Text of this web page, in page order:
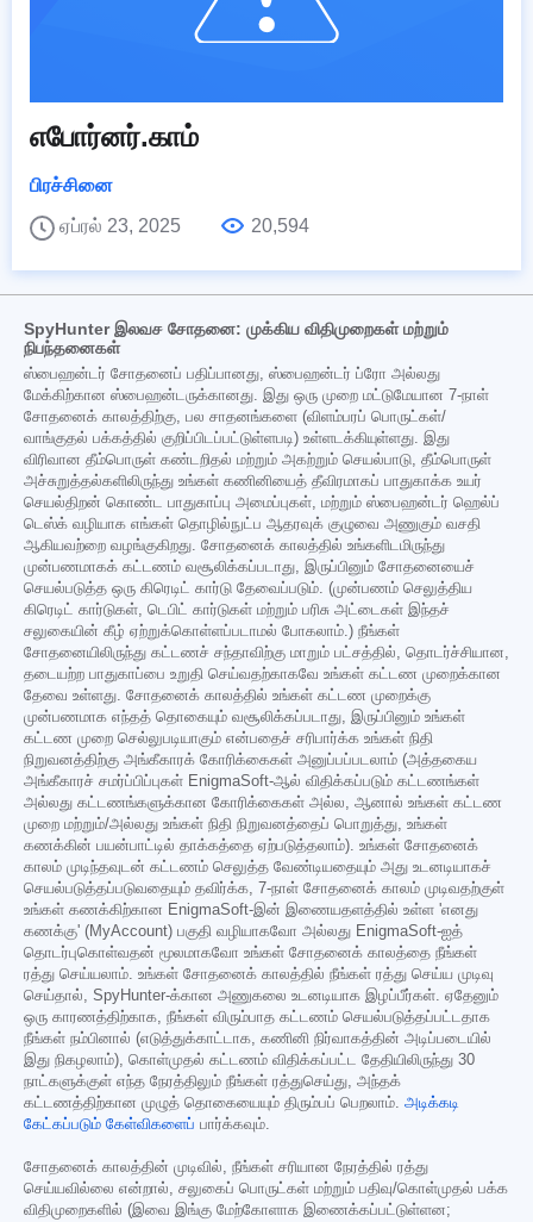
எபோர்னர்.காம்
பிரச்சினை
ஏப்ரல் 23, 2025
20,594
SpyHunter இலவச சோதனை: முக்கிய விதிமுறைகள் மற்றும்
நிபந்தனைகள்
ஸ்பைஹன்டர் சோதனைப் பதிப்பானது, ஸ்பைஹன்டர் ப்ரோ அல்லது
மேக்கிற்கான ஸ்பைஹன்டருக்கானது. இது ஒரு முறை மட்டுமேயான 7-நாள்
சோதனைக் காலத்திற்கு, பல சாதனங்களை (விளம்பரப் பொருட்கள்/
வாங்குதல் பக்கத்தில் குறிப்பிடப்பட்டுள்ளபடி) உள்ளடக்கியுள்ளது. இது
விரிவான தீம்பொருள் கண்டறிதல் மற்றும் அகற்றும் செயல்பாடு, தீம்பொருள்
அச்சுறுத்தல்களிலிருந்து உங்கள் கணினியைத் தீவிரமாகப் பாதுகாக்க உயர்
செயல்திறன் கொண்ட பாதுகாப்பு அமைப்புகள், மற்றும் ஸ்பைஹன்டர் ஹெல்ப்
டெஸ்க் வழியாக எங்கள் தொழில்நுட்ப ஆதரவுக் குழுவை அணுகும் வசதி
ஆகியவற்றை வழங்குகிறது. சோதனைக் காலத்தில் உங்களிடமிருந்து
முன்பணமாகக் கட்டணம் வசூலிக்கப்படாது, இருப்பினும் சோதனையைச்
செயல்படுத்த ஒரு கிரெடிட் கார்டு தேவைப்படும். (முன்பணம் செலுத்திய
கிரெடிட் கார்டுகள், டெபிட் கார்டுகள் மற்றும் பரிசு அட்டைகள் இந்தச்
சலுகையின் கீழ் ஏற்றுக்கொள்ளப்படாமல் போகலாம்.) நீங்கள்
சோதனையிலிருந்து கட்டணச் சந்தாவிற்கு மாறும் பட்சத்தில், தொடர்ச்சியான,
தடையற்ற பாதுகாப்பை உறுதி செய்வதற்காகவே உங்கள் கட்டண முறைக்கான
தேவை உள்ளது. சோதனைக் காலத்தில் உங்கள் கட்டண முறைக்கு
முன்பணமாக எந்தத் தொகையும் வசூலிக்கப்படாது, இருப்பினும் உங்கள்
கட்டண முறை செல்லுபடியாகும் என்பதைச் சரிபார்க்க உங்கள் நிதி
நிறுவனத்திற்கு அங்கீகாரக் கோரிக்கைகள் அனுப்பப்படலாம் (அத்தகைய
அங்கீகாரச் சமர்ப்பிப்புகள் EnigmaSoft-ஆல் விதிக்கப்படும் கட்டணங்கள்
அல்லது கட்டணங்களுக்கான கோரிக்கைகள் அல்ல, ஆனால் உங்கள் கட்டண
முறை மற்றும்/அல்லது உங்கள் நிதி நிறுவனத்தைப் பொறுத்து, உங்கள்
கணக்கின் பயன்பாட்டில் தாக்கத்தை ஏற்படுத்தலாம்). உங்கள் சோதனைக்
காலம் முடிந்தவுடன் கட்டணம் செலுத்த வேண்டியதையும் அது உடனடியாகச்
செயல்படுத்தப்படுவதையும் தவிர்க்க, 7-நாள் சோதனைக் காலம் முடிவதற்குள்
உங்கள் கணக்கிற்கான EnigmaSoft-இன் இணையதளத்தில் உள்ள 'எனது
கணக்கு' (MyAccount) பகுதி வழியாகவோ அல்லது EnigmaSoft-ஐத்
தொடர்புகொள்வதன் மூலமாகவோ உங்கள் சோதனைக் காலத்தை நீங்கள்
ரத்து செய்யலாம். உங்கள் சோதனைக் காலத்தில் நீங்கள் ரத்து செய்ய முடிவு
செய்தால், SpyHunter-க்கான அணுகலை உடனடியாக இழப்பீர்கள். ஏதேனும்
ஒரு காரணத்திற்காக, நீங்கள் விரும்பாத கட்டணம் செயல்படுத்தப்பட்டதாக
நீங்கள் நம்பினால் (எடுத்துக்காட்டாக, கணினி நிர்வாகத்தின் அடிப்படையில்
இது நிகழலாம்), கொள்முதல் கட்டணம் விதிக்கப்பட்ட தேதியிலிருந்து 30
நாட்களுக்குள் எந்த நேரத்திலும் நீங்கள் ரத்துசெய்து, அந்தக்
கட்டணத்திற்கான முழுத் தொகையையும் திரும்பப் பெறலாம். அடிக்கடி
கேட்கப்படும் கேள்விகளைப் பார்க்கவும்.
சோதனைக் காலத்தின் முடிவில், நீங்கள் சரியான நேரத்தில் ரத்து
செய்யவில்லை என்றால், சலுகைப் பொருட்கள் மற்றும் பதிவு/கொள்முதல் பக்க
விதிமுறைகளில் (இவை இங்கு மேற்கோளாக இணைக்கப்பட்டுள்ளன;